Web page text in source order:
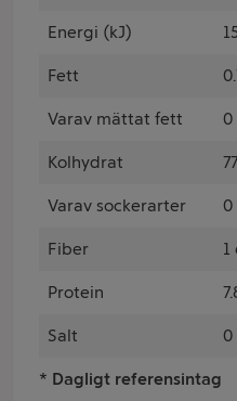
Energi (kJ)
Fett
Varav mättat fett 0
Kolhydrat
Varav sockerarter 0
Fiber 1
Protein
Salt 0
* Dagligt referensintag